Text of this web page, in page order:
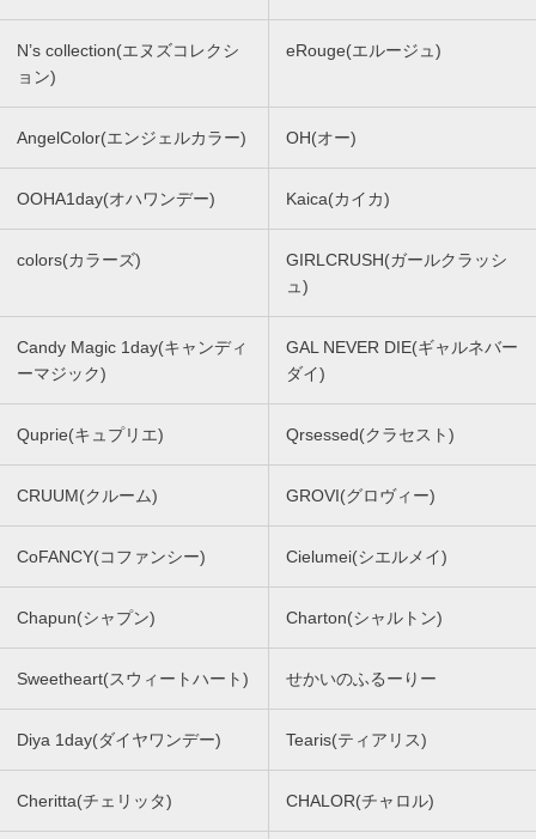
N’s collection(エヌズコレクシ
ョン)
eRouge(エルージュ)
AngelColor(エンジェルカラー) OH(オー)
OOHA1day(オハワンデー) Kaica(カイカ)
colors(カラーズ)
GIRLCRUSH(ガールクラッシ
ュ)
Candy Magic 1day(キャンディ
ーマジック)
GAL NEVER DIE(ギャルネバー
ダイ)
Quprie(キュプリエ) Qrsessed(クラセスト)
CRUUM(クルーム) GROVI(グロヴィー)
CoFANCY(コファンシー) Cielumei(シエルメイ)
Chapun(シャプン) Charton(シャルトン)
Sweetheart(スウィートハート) せかいのふるーりー
Diya 1day(ダイヤワンデー) Tearis(ティアリス)
Cheritta(チェリッタ) CHALOR(チャロル)